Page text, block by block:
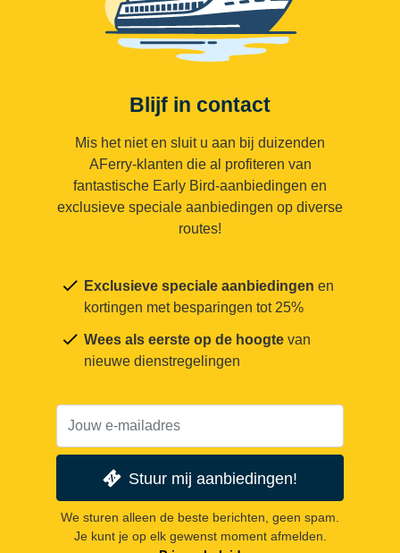
Blijf in contact
Mis het niet en sluit u aan bij duizenden
AFerry-klanten die al profiteren van
fantastische Early Bird-aanbiedingen en
exclusieve speciale aanbiedingen op diverse
routes!
Exclusieve speciale aanbiedingen en
kortingen met besparingen tot 25%
Wees als eerste op de hoogte van
nieuwe dienstregelingen
Stuur mij aanbiedingen!
We sturen alleen de beste berichten, geen spam.
Je kunt je op elk gewenst moment afmelden.